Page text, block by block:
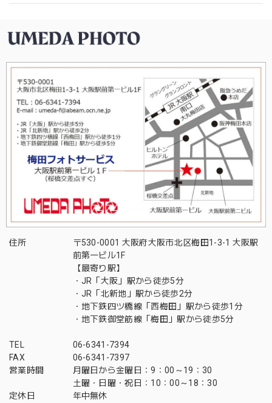
住所
〒530-0001 大阪府大阪市北区梅田1-3-1 大阪駅
前第一ビル1F
【最寄り駅】
・JR「大阪」駅から徒歩5分
・JR「北新地」駅から徒歩2分
・地下鉄四ツ橋線「西梅田」駅から徒歩1分
・地下鉄御堂筋線「梅田」駅から徒歩5分
TEL
06-6341-7394
FAX
06-6341-7397
営業時間
月曜日から金曜日：9：00～19：30
土曜・日曜・祝日：10：00～18：30
定休日
年中無休